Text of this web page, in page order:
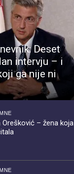
Deset
intervju – i
ga nije ni
Orešković – žena koja